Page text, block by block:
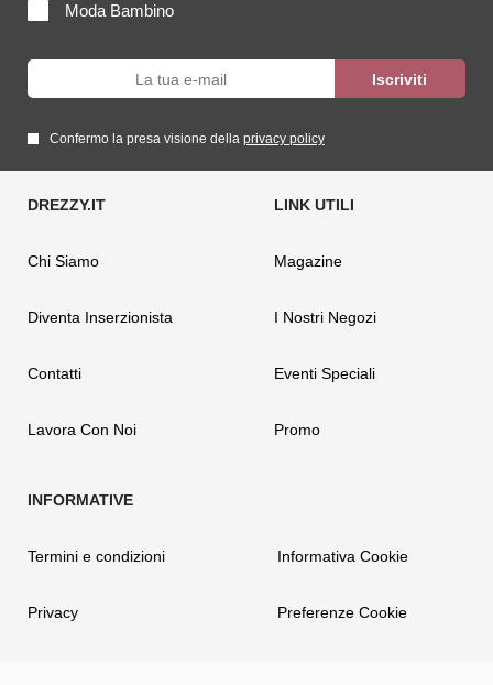
Moda Bambino
Confermo la presa visione della privacy policy
Chi Siamo
Diventa Inserzionista
Contatti
Lavora Con Noi
Magazine
I Nostri Negozi
Eventi Speciali
Promo
Termini e condizioni
Privacy
Informativa Cookie
Preferenze Cookie